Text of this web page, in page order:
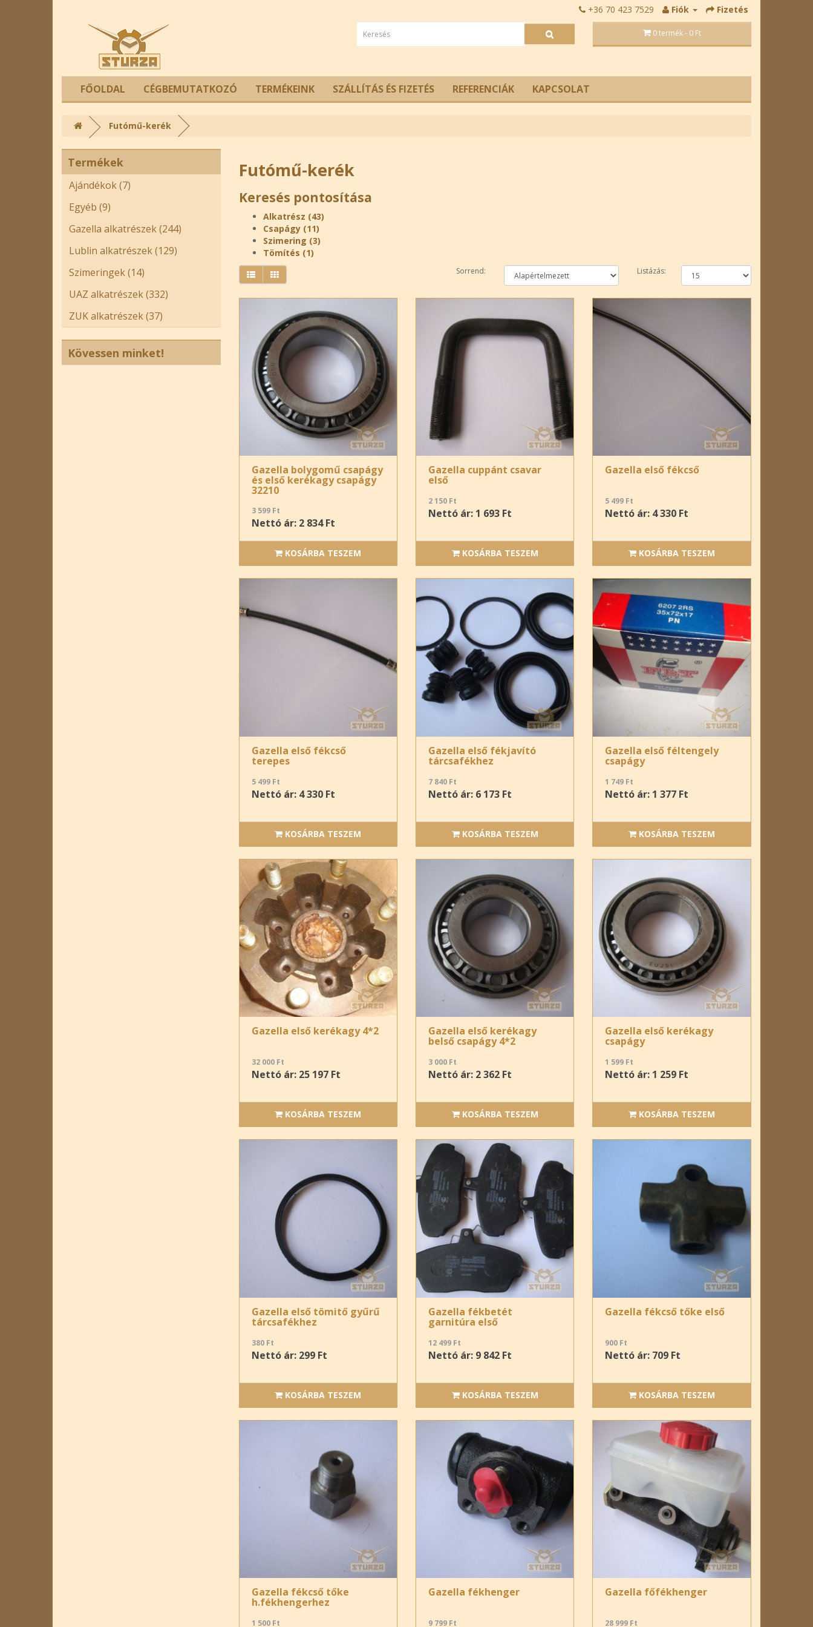
+36 70 423 7529 Fiók Fizetés
0 termék - 0 Ft
FŐOLDAL CÉGBEMUTATKOZÓ TERMÉKEINK SZÁLLÍTÁS ÉS FIZETÉS REFERENCIÁK KAPCSOLAT
Futómű-kerék
Termékek
Ajándékok (7)
Egyéb (9)
Gazella alkatrészek (244)
Lublin alkatrészek (129)
Szimeringek (14)
UAZ alkatrészek (332)
ZUK alkatrészek (37)
Kövessen minket!
Futómű-kerék
Keresés pontosítása
Alkatrész (43)
Csapágy (11)
Szimering (3)
Tömítés (1)
Sorrend: Listázás:
Gazella bolygomű csapágy
és első kerékagy csapágy
32210
3 599 Ft
Nettó ár: 2 834 Ft
KOSÁRBA TESZEM
Gazella cuppánt csavar
első
2 150 Ft
Nettó ár: 1 693 Ft
KOSÁRBA TESZEM
Gazella első fékcső
5 499 Ft
Nettó ár: 4 330 Ft
KOSÁRBA TESZEM
Gazella első fékcső
terepes
5 499 Ft
Nettó ár: 4 330 Ft
KOSÁRBA TESZEM
Gazella első fékjavító
tárcsafékhez
7 840 Ft
Nettó ár: 6 173 Ft
KOSÁRBA TESZEM
Gazella első féltengely
csapágy
1 749 Ft
Nettó ár: 1 377 Ft
KOSÁRBA TESZEM
Gazella első kerékagy 4*2
32 000 Ft
Nettó ár: 25 197 Ft
KOSÁRBA TESZEM
Gazella első kerékagy
belső csapágy 4*2
3 000 Ft
Nettó ár: 2 362 Ft
KOSÁRBA TESZEM
Gazella első kerékagy
csapágy
1 599 Ft
Nettó ár: 1 259 Ft
KOSÁRBA TESZEM
Gazella első tömitő gyűrű
tárcsafékhez
380 Ft
Nettó ár: 299 Ft
KOSÁRBA TESZEM
Gazella fékbetét
garnitúra első
12 499 Ft
Nettó ár: 9 842 Ft
KOSÁRBA TESZEM
Gazella fékcső tőke első
900 Ft
Nettó ár: 709 Ft
KOSÁRBA TESZEM
Gazella fékcső tőke
h.fékhengerhez
1 500 Ft
Gazella fékhenger
9 799 Ft
Gazella főfékhenger
28 999 Ft